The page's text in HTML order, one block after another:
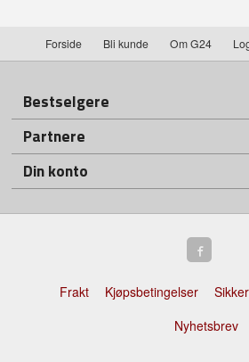
Forside Bli kunde Om G24
Bestselgere
Partnere
Din konto
Frakt Kjøpsbetingelser
Nyhetsbrev